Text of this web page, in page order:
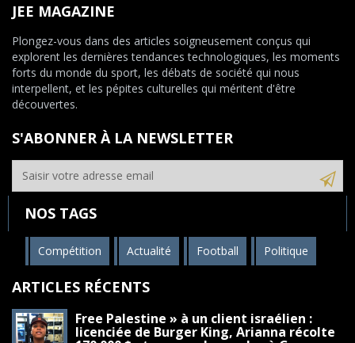
JEE MAGAZINE
Plongez-vous dans des articles soigneusement conçus qui
explorent les dernières tendances technologiques, les moments
forts du monde du sport, les débats de société qui nous
interpellent, et les pépites culturelles qui méritent d'être
découvertes.
S'ABONNER À LA NEWSLETTER
NOS TAGS
Compétition Actualité Football Politique
ARTICLES RÉCENTS
Free Palestine » à un client israélien :
licenciée de Burger King, Arianna récolte